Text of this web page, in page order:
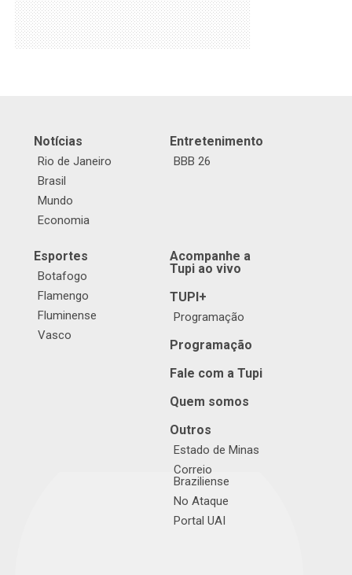
Notícias
Rio de Janeiro
Brasil
Mundo
Economia
Entretenimento
BBB 26
Esportes
Botafogo
Flamengo
Fluminense
Vasco
Acompanhe a
Tupi ao vivo
TUPI+
Programação
Programação
Fale com a Tupi
Quem somos
Outros
Estado de Minas
Correio
Braziliense
No Ataque
Portal UAI